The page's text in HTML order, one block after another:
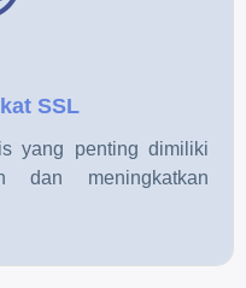
SSL
yang penting dimiliki
dan meningkatkan